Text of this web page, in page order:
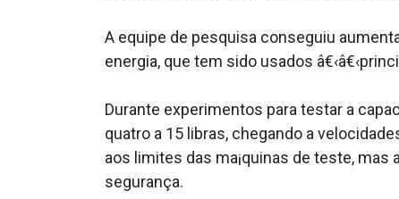
A equipe de pesquisa conseguiu
energia, que tem sido usados
Durante experimentos para testar a
quatro a 15 libras, chegando a
aos limites das ma¡quinas de teste,
segurança.